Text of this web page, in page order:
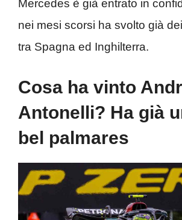
Mercedes è già entrato in
nei mesi scorsi ha svolto già
tra Spagna ed Inghilterra.
Cosa ha vinto
Antonelli? Ha già
bel palmares